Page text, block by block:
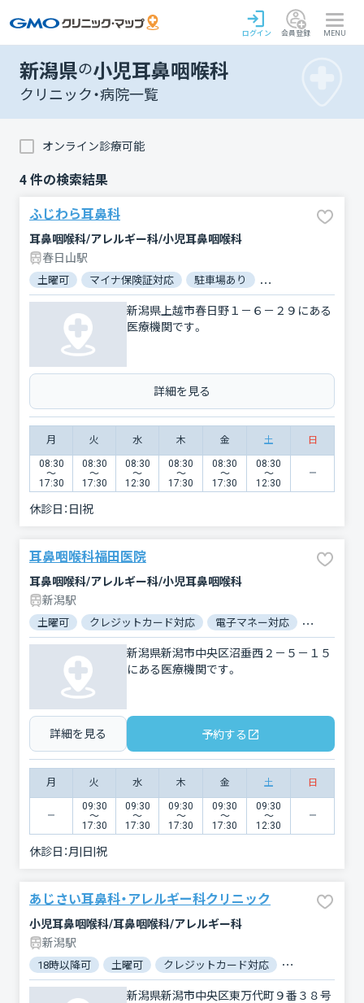
ログイン 会員登録 MENU
新潟県の小児耳鼻咽喉科
クリニック・病院一覧
オンライン診療可能
4 件の検索結果
ふじわら耳鼻科
耳鼻咽喉科/アレルギー科/小児耳鼻咽喉科
春日山駅
土曜可 マイナ保険証対応 駐車場あり バリアフリー
新潟県上越市春日野１－６－２９にある
医療機関です。
詳細を見る
月 火 水 木 金 土 日
08:30
〜
17:30
08:30
〜
17:30
08:30
〜
12:30
08:30
〜
17:30
08:30
〜
17:30
08:30
〜
12:30
休診日： 日|祝
耳鼻咽喉科福田医院
耳鼻咽喉科/アレルギー科/小児耳鼻咽喉科
新潟駅
土曜可 クレジットカード対応 電子マネー対応 マイナ保
新潟県新潟市中央区沼垂西２－５－１５
にある医療機関です。
詳細を見る 予約する
月 火 水 木 金 土 日
09:30
〜
17:30
09:30
〜
17:30
09:30
〜
17:30
09:30
〜
17:30
09:30
〜
12:30
休診日：月|日|祝
あじさい耳鼻科・アレルギー科クリニック
小児耳鼻咽喉科/耳鼻咽喉科/アレルギー科
新潟駅
18時以降可 土曜可 クレジットカード対応 マイナ保険証
新潟県新潟市中央区東万代町９番３８号